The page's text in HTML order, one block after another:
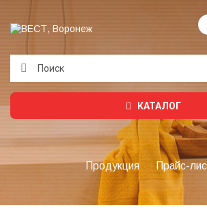
КАТАЛОГ
Продукция Прайс-